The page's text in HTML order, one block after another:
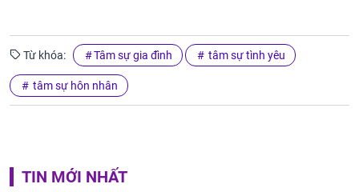
Từ khóa: Tâm sự gia đình tâm sự tình yêu
tâm sự hôn nhân
TIN MỚI NHẤT